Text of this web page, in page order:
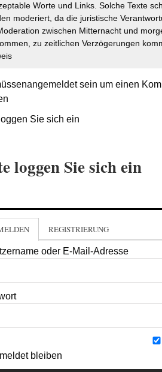
Worte und Links. Solche Texte
moderiert, da die juristische
zwischen Mitternacht und
zu zeitlichen Verzögerungen
angemeldetsein um einen
Sie sich ein
loggen Sie sich ein
REGISTRIERUNG
oder E-Mail-Adresse
bleiben